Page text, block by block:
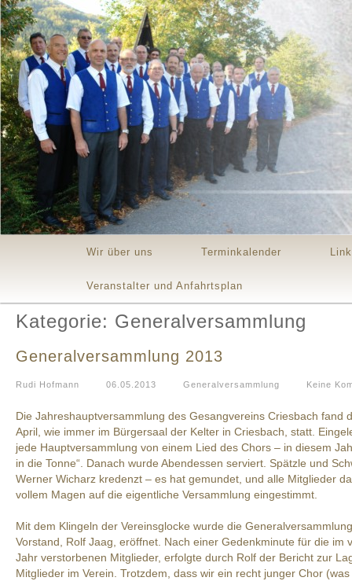
Skip to primary content
Skip to secondary content
Wir über uns Terminkalender
Veranstalter und Anfahrtsplan
Kategorie: Generalversammlung
Generalversammlung 2013
Rudi Hofmann 06.05.2013 Generalversammlung Keine
Die Jahreshauptversammlung des Gesangvereins Criesbach fand
April, wie immer im Bürgersaal der Kelter in Criesbach, statt.
jede Hauptversammlung von einem Lied des Chors – in diesem
in die Tonne“. Danach wurde Abendessen serviert. Spätzle und
Werner Wicharz kredenzt – es hat gemundet, und alle Mitglieder
vollem Magen auf die eigentliche Versammlung eingestimmt.
Mit dem Klingeln der Vereinsglocke wurde die
Vorstand, Rolf Jaag, eröffnet. Nach einer Gedenkminute für die im
Jahr verstorbenen Mitglieder, erfolgte durch Rolf der Bericht zur
Mitglieder im Verein. Trotzdem, dass wir ein recht junger Chor